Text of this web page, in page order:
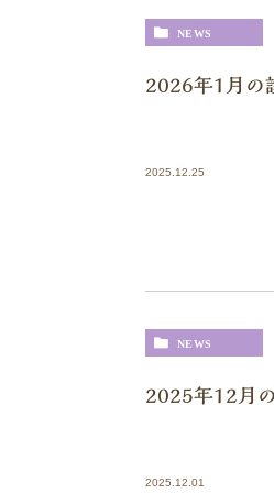
NEWS
2026年1月の
2025.12.25
NEWS
2025年12月
2025.12.01